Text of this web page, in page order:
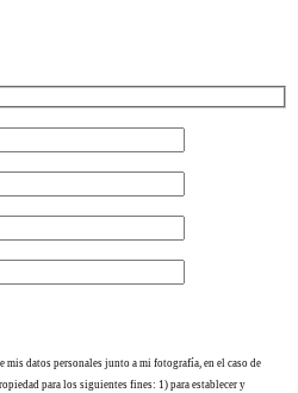
mis datos personales junto a mi fotografía, en el caso de
para los siguientes fines: 1) para establecer y